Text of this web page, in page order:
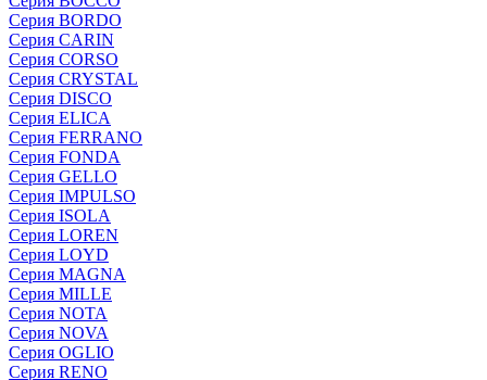
Серия BORDO
Серия CARIN
Серия CORSO
Серия CRYSTAL
Серия DISCO
Серия ELICA
Серия FERRANO
Серия FONDA
Серия GELLO
Серия IMPULSO
Серия ISOLA
Серия LOREN
Серия LOYD
Серия MAGNA
Серия MILLE
Серия NOTA
Серия NOVA
Серия OGLIO
Серия RENO